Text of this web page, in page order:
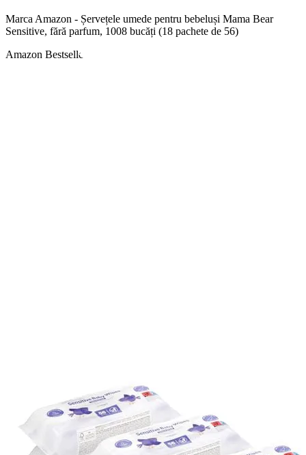
Marca Amazon - Șervețele umede pentru bebeluși Mama Bear
Sensitive, fără parfum, 1008 bucăți (18 pachete de 56)
Amazon Bestseller